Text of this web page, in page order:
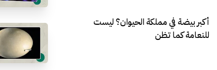
أكبر بيضة في مملكة الحيوان؟ ليست
للنعامة كما تظن